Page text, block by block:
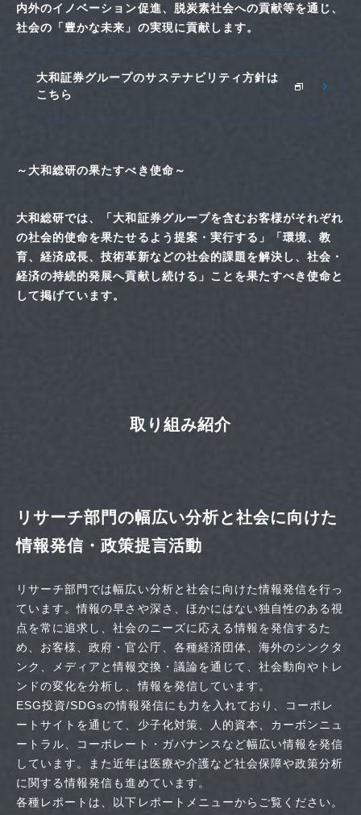
内外のイノベーション促進、脱炭素社会への貢献等を通じ、
社会の「豊かな未来」の実現に貢献します。
大和証券グループのサステナビリティ方針は
こちら
～大和総研の果たすべき使命～
大和総研では、「大和証券グループを含むお客様がそれぞれ
の社会的使命を果たせるよう提案・実行する」「環境、教
育、経済成長、技術革新などの社会的課題を解決し、社会・
経済の持続的発展へ貢献し続ける」ことを果たすべき使命と
して掲げています。
取り組み紹介
リサーチ部門の幅広い分析と社会に向けた
情報発信・政策提言活動
リサーチ部門では幅広い分析と社会に向けた情報発信を行っ
ています。情報の早さや深さ、ほかにはない独自性のある視
点を常に追求し、社会のニーズに応える情報を発信するた
め、お客様、政府・官公庁、各種経済団体、海外のシンクタ
ンク、メディアと情報交換・議論を通じて、社会動向やトレ
ンドの変化を分析し、情報を発信しています。
ESG投資/SDGsの情報発信にも力を入れており、コーポレ
ートサイトを通じて、少子化対策、人的資本、カーボンニュ
ートラル、コーポレート・ガバナンスなど幅広い情報を発信
しています。また近年は医療や介護など社会保障や政策分析
に関する情報発信も進めています。
各種レポートは、以下レポートメニューからご覧ください。